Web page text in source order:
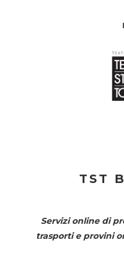
TST
Servizi online di
trasporti e provini